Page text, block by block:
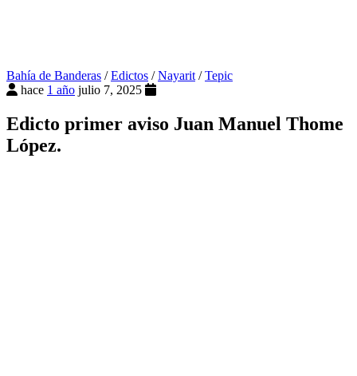
Bahía de Banderas /Edictos /Nayarit/Tepic
hace 1 año julio 7, 2025
Edicto primer aviso Juan Manuel Thome
López.